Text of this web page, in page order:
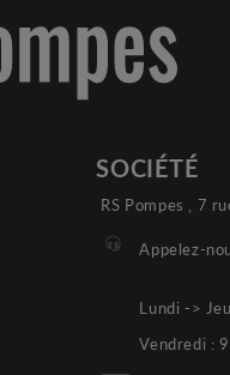
SOCIÉTÉ
RS Pompes , 7
Appelez-
Lundi ->
Vendredi :